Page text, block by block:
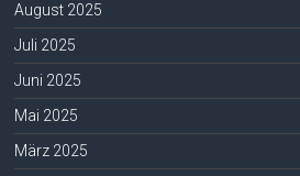
August 2025
Juli 2025
Juni 2025
Mai 2025
März 2025